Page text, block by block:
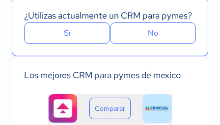
¿Utilizas actualmente un CRM para pymes?
Sí No
Los mejores CRM para pymes de mexico
Comparar